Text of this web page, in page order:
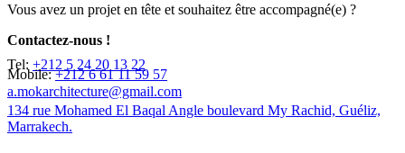
Vous avez un projet en tête et souhaitez être accompagné(e) ?
Contactez-nous !
Tel: +212 5 24 20 13 22
Mobile:+212 6 61 11 59 57
a.mokarchitecture@gmail.com
134 rue Mohamed El Baqal Angle boulevard My Rachid, Guéliz,
Marrakech.